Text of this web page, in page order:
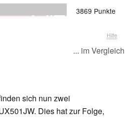
3869 Punkte
Hilfe
... im Vergleich
sich nun zwei
Dies hat zur Folge,